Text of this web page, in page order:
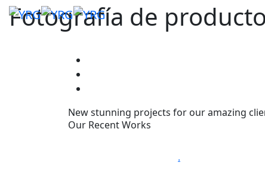
Fotografía de producto
New stunning projects for our amazing
Our Recent Works
.